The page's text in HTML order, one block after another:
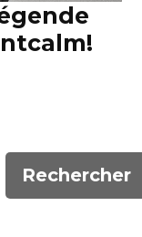
Rechercher